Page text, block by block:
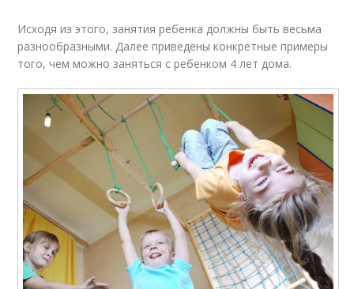
Исходя из этого, занятия ребенка должны быть весьма
разнообразными. Далее приведены конкретные примеры
того, чем можно заняться с ребенком 4 лет дома.